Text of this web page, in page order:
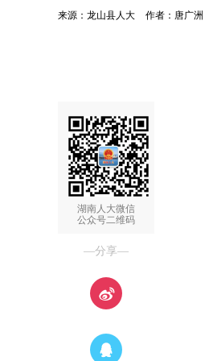
来源：龙山县人大 作者：唐广洲
湖南人大微信
公众号二维码
—分享—